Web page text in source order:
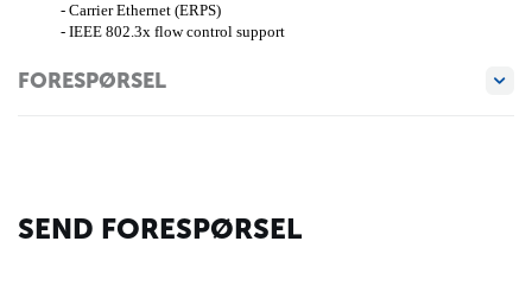
- Carrier Ethernet (ERPS)
- IEEE 802.3x flow control support
FORESPØRSEL
SEND FORESPØRSEL